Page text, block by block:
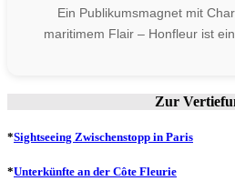
Ein Publikumsmagnet mit
maritimem Flair – Honfleur ist
Zur
*Sightseeing Zwischenstopp in Paris
*Unterkünfte an der Côte Fleurie